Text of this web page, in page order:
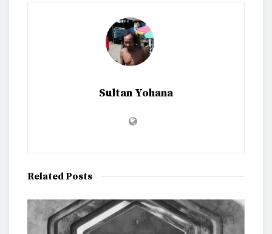
Sultan Yohana
RelatedPosts